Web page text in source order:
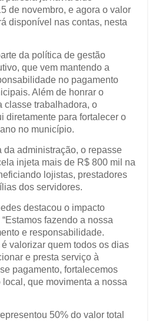
de novembro, e agora o valor
disponível nas contas, nesta
da política de gestão
que vem mantendo a
no pagamento
Além de honrar o
classe trabalhadora, o
diretamente para fortalecer o
no município.
da administração, o repasse
injeta mais de R$ 800 mil na
lojistas, prestadores
dos servidores.
destacou o impacto
fazendo a nossa
e responsabilidade.
valorizar quem todos os dias
e presta serviço à
pagamento, fortalecemos
que movimenta a nossa
50% do valor total